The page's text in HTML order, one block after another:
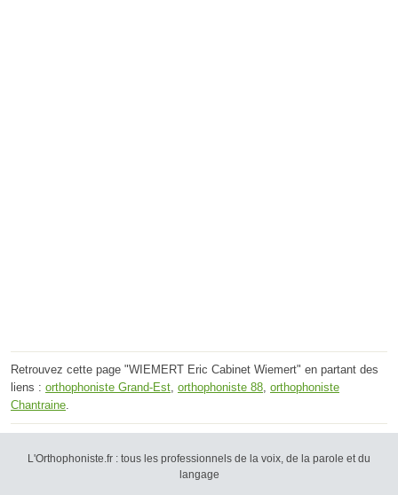
Retrouvez cette page "WIEMERT Eric Cabinet Wiemert" en partant des
liens : orthophoniste Grand-Est orthophoniste 88 orthophoniste
Chantraine
L'Orthophoniste.fr : tous les professionnels de la voix, de la parole et du
langage